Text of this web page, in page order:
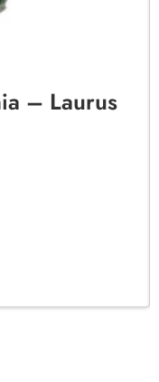
– Laurus